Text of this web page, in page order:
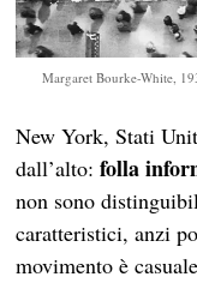
Margaret Bourke-White,
New York, Stati
dall’alto:folla
non sono
caratteristici, anzi
movimento è